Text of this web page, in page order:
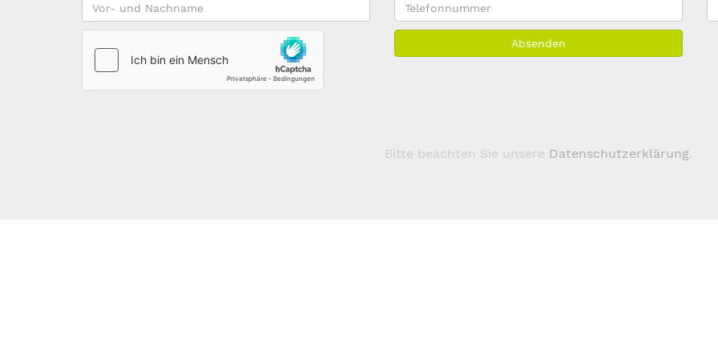
Vor-
und
Nachname
Telefonnummer
Absenden
Bitte beachten Sie unsere Datenschutzerklärung.